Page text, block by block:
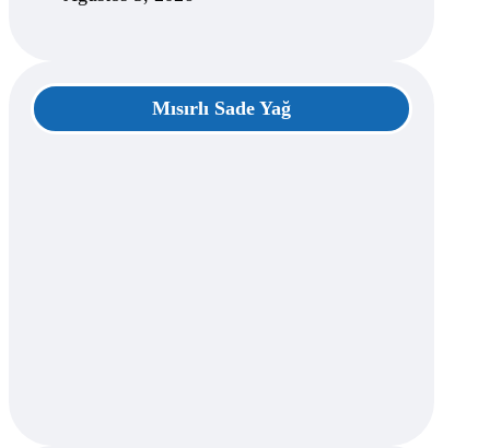
Mısırlı Sade Yağ